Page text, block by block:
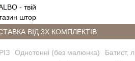
ВІД 3Х КОМПЛЕКТІВ
Однотонні (без малюнка) Батист,